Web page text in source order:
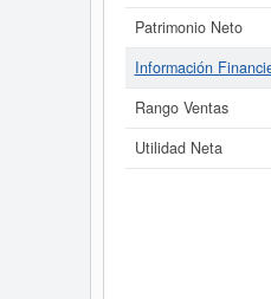
Patrimonio Neto
Información
Rango Ventas
Utilidad Neta